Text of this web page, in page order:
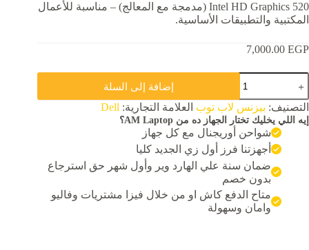
Intel HD Graphics 520 (مدمجة مع المعالج) – مناسبة للأعمال
المكتبية والتطبيقات الأساسية.
7,000.00 EGP
كمية
Dell
Latitude
E5470
Intel
256GB
إضافة إلى السلة
التصنيف: بيزنس لاب توب العلامة التجارية: Dell
إيه اللي يخليك تختار الجهاز ده من AM Laptop؟
شواحن أوريجنال مع كل جهاز
أجهزتنا فرز أول زي الجديد كليا
ضمان سنة علي الهارد وير وأول شهر حق استرجاع
بدون خصم
متاح الدفع كاش او من خلال فيزا مشتريات وفاليو
وامان وسهولة